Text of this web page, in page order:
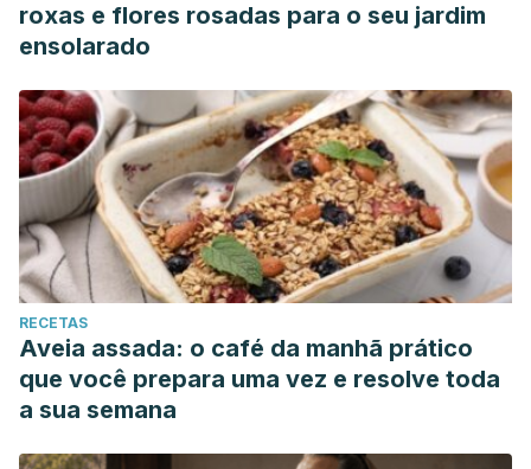
roxas e flores rosadas para o seu jardim
ensolarado
RECETAS
Aveia assada: o café da manhã prático
que você prepara uma vez e resolve toda
a sua semana